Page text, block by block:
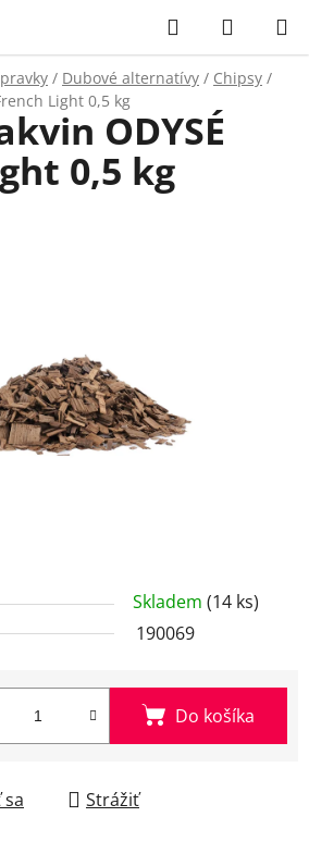
Hľadať
KOŠÍK
/ Dubové alternatívy / Chipsy /
Light 0,5 kg
Skladem (14 ks)
190069
Do košíka
Strážiť
ODYSÉ
0,5 kg